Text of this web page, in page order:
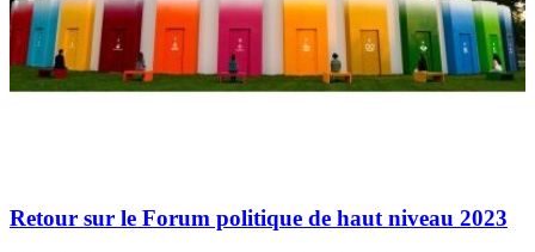
Retour sur le Forum politique de haut niveau 2023